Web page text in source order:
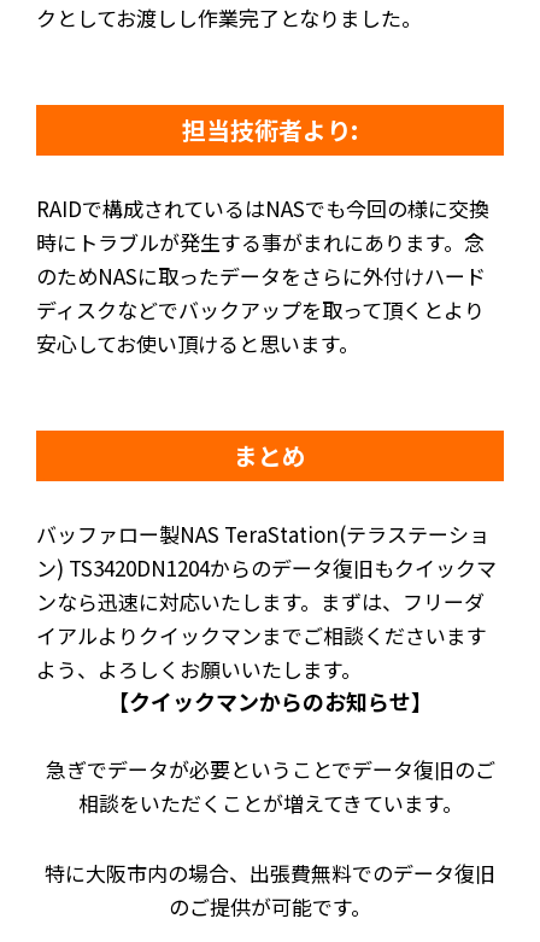
クとしてお渡しし作業完了となりました。
担当技術者より:
RAIDで構成されているはNASでも今回の様に交換
時にトラブルが発生する事がまれにあります。念
のためNASに取ったデータをさらに外付けハード
ディスクなどでバックアップを取って頂くとより
安心してお使い頂けると思います。
まとめ
バッファロー製NAS TeraStation(テラステーショ
ン) TS3420DN1204からのデータ復旧もクイックマ
ンなら迅速に対応いたします。まずは、フリーダ
イアルよりクイックマンまでご相談くださいます
よう、よろしくお願いいたします。
【クイックマンからのお知らせ】
急ぎでデータが必要ということでデータ復旧のご
相談をいただくことが増えてきています。
特に大阪市内の場合、出張費無料でのデータ復旧
のご提供が可能です。